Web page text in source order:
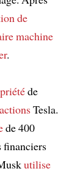
de
machine
.
de
Tesla.
de 400
financiers
utilise